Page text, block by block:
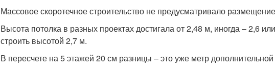
Массовое скоротечное строительство не предусматривало
Высота потолка в разных проектах достигала от 2,48 м, иногда – 2,6
строить высотой 2,7 м.
В пересчете на 5 этажей 20 см разницы – это уже метр